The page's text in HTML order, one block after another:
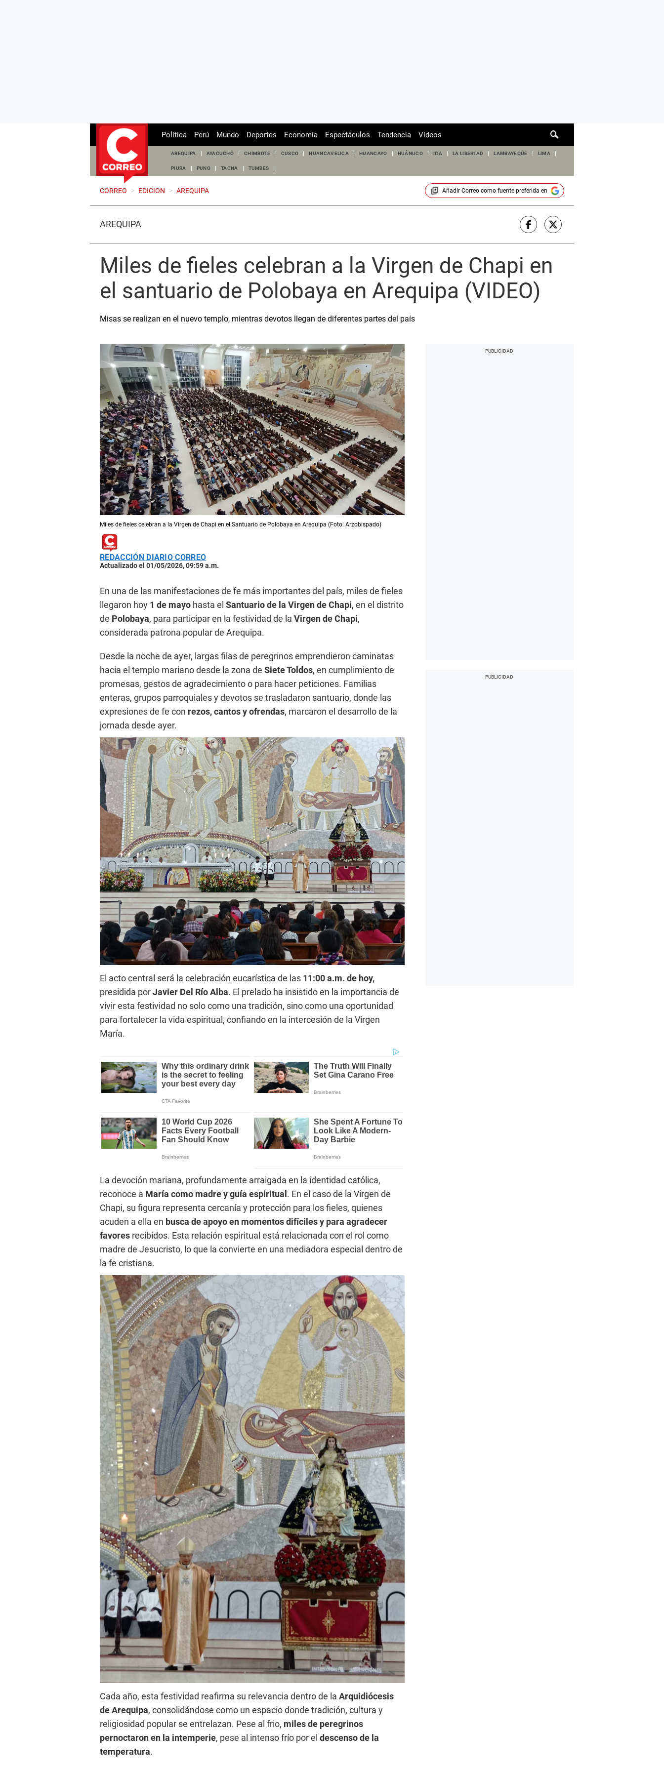
de
Política Perú Mundo Deportes Economía Espectáculos Tendencia Videos
AREQUIPA AYACUCHO CHIMBOTE CUSCO HUANCAVELICA HUANCAYO HUÁNUCO ICA LA LIBERTAD LAMBAYEQUE LIMA
PIURA PUNO TACNA TUMBES
CORREO > EDICION > AREQUIPA Añadir Correocomo fuente preferida en
AREQUIPA
Miles de fieles celebran a la Virgen de Chapi en
el santuario de Polobaya en Arequipa (VIDEO)
Misas se realizan en el nuevo templo, mientras devotos llegan de diferentes partes del país
Miles de fieles celebran a la Virgen de Chapi en el Santuario de Polobaya en Arequipa (Foto: Arzobispado)
REDACCIÓN DIARIO CORREO
Actualizado el 01/05/2026, 09:59 a.m.
En una de las manifestaciones de fe más importantes del país, miles de fieles
llegaron hoy 1 de mayo hasta el Santuario de la Virgen de Chapi, en el distrito
de Polobaya, para participar en la festividad de la Virgen de Chapi,
considerada patrona popular de Arequipa.
Desde la noche de ayer, largas filas de peregrinos emprendieron caminatas
hacia el templo mariano desde la zona de Siete Toldos, en cumplimiento de
promesas, gestos de agradecimiento o para hacer peticiones. Familias
enteras, grupos parroquiales y devotos se trasladaron santuario, donde las
expresiones de fe con rezos, cantos y ofrendas, marcaron el desarrollo de la
jornada desde ayer.
El acto central será la celebración eucarística de las 11:00 a.m. de hoy,
presidida porJavier Del Río Alba. El prelado ha insistido en la importancia de
vivir esta festividad no solo como una tradición, sino como una oportunidad
para fortalecer la vida espiritual, confiando en la intercesión de la Virgen
María.
La devoción mariana, profundamente arraigada en la identidad católica,
reconoce a María como madre y guía espiritual . En el caso de la Virgen de
Chapi, su figura representa cercanía y protección para los fieles, quienes
acuden a ella en busca de apoyo en momentos difíciles y para agradecer
favores recibidos. Esta relación espiritual está relacionada con el rol como
madre de Jesucristo, lo que la convierte en una mediadora especial dentro de
la fe cristiana.
Cada año, esta festividad reafirma su relevancia dentro de la Arquidiócesis
de Arequipa, consolidándose como un espacio donde tradición, cultura y
religiosidad popular se entrelazan. Pese al frio, miles de peregrinos
pernoctaron en la intemperie, pese al intenso frío por el descenso de la
temperatura.